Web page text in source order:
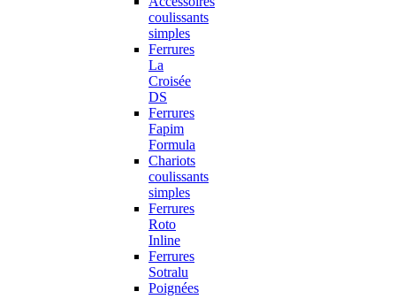
coulissants
simples
Ferrures
La
Croisée
DS
Ferrures
Fapim
Formula
Chariots
coulissants
simples
Ferrures
Roto
Inline
Ferrures
Sotralu
Poignées